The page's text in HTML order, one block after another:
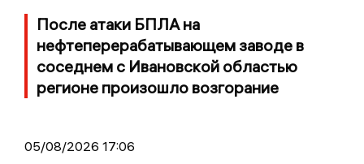
После атаки БПЛА на
нефтеперерабатывающем заводе в
соседнем с Ивановской областью
регионе произошло возгорание
05/08/2026 17:06